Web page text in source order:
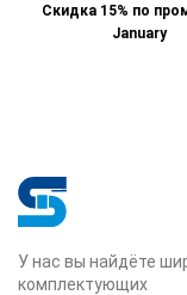
Скидка 15% по
January
У нас вы найдёте
комплектующих